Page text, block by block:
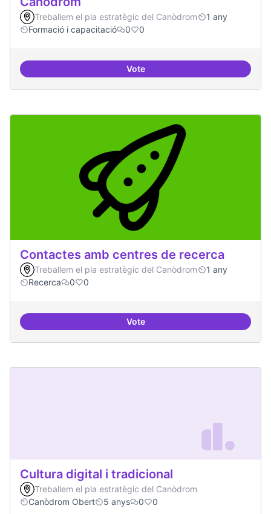
Treballem el pla estratègic del Canòdrom
1 any
Formació i capacitació
0 0
VoteConsolidar oferta antena
Contactes amb centres de recerca
Treballem el pla estratègic del Canòdrom
1 any
Recerca
0 0
VoteContactes amb centres de
Cultura digital i tradicional
Treballem el pla estratègic del Canòdrom
Canòdrom Obert
5 anys 0 0